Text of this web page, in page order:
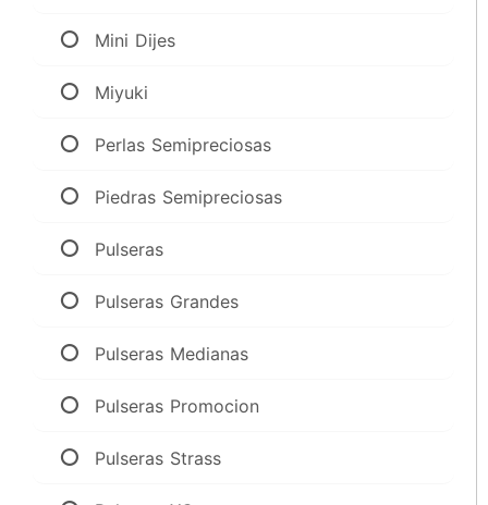
Mini Dijes
Miyuki
Perlas Semipreciosas
Piedras Semipreciosas
Pulseras
Pulseras Grandes
Pulseras Medianas
Pulseras Promocion
Pulseras Strass